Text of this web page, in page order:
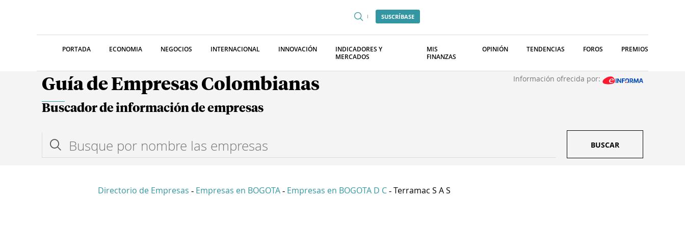
SUSCRÍBASE
PORTADA ECONOMIA NEGOCIOS INTERNACIONAL INNOVACIÓN
INDICADORES Y
MERCADOS
MIS
FINANZAS
OPINIÓN TENDENCIAS FOROS PREMIOS
Guía de Empresas Colombianas Información ofrecida por:
Buscador de información de empresas
BUSCAR
Directorio de Empresas - Empresas en BOGOTA - Empresas en BOGOTA D C - Terramac S A S